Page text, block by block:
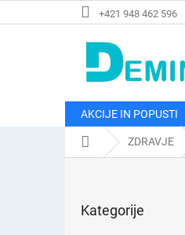
na
+421 948 462 596
AKCIJE IN POPUSTI
Domača
stran
ZDRAVJE
kategorije
Kategorije